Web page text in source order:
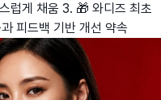
럽게 채움 3. 🎁 와디즈 최초
피드백 기반 개선 약속